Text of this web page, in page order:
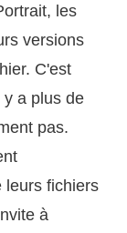
les
versions
C'est
y a plus de
pas.
leurs fichiers
à